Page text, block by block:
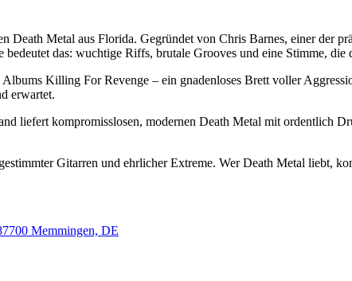
Death Metal aus Florida. Gegründet von Chris Barnes, einer der
das: wuchtige Riffs, brutale Grooves und eine Stimme,
Killing For Revenge – ein gnadenloses Brett voller
erwartet.
liefert kompromisslosen, modernen Death Metal mit ordentlich
Gitarren und ehrlicher Extreme. Wer Death Metal liebt,
Memmingen, DE